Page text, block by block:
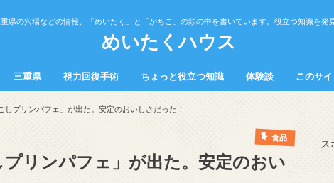
県の穴場などの情報、「めいたく」と「かちこ」の頭の中を書いています。役立つ知識を発
めいたくハウス
三重県 視力回復手術 ちょっと役立つ知識 体験談 このサ
しプリンパフェ」が出た。安定のおいしさだった！
食品
プリンパフェ」が出た。安定のおい
ス